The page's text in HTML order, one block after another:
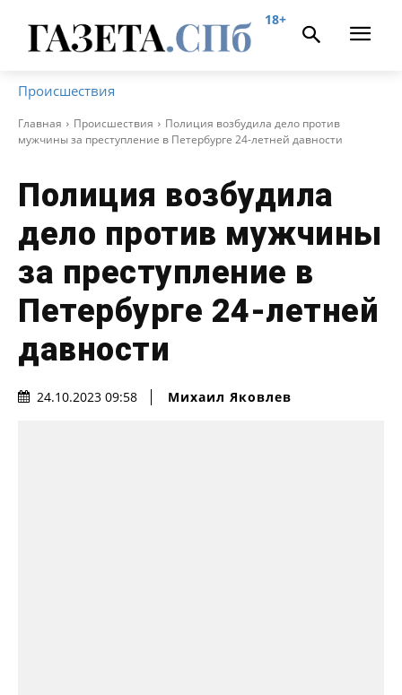
18+
Происшествия
Главная Происшествия
Полиция возбудила дело против
мужчины за преступление в Петербурге 24-летней давности
Полиция возбудила
дело против мужчины
за преступление в
Петербурге 24-летней
давности
24.10.2023 09:58 Михаил Яковлев